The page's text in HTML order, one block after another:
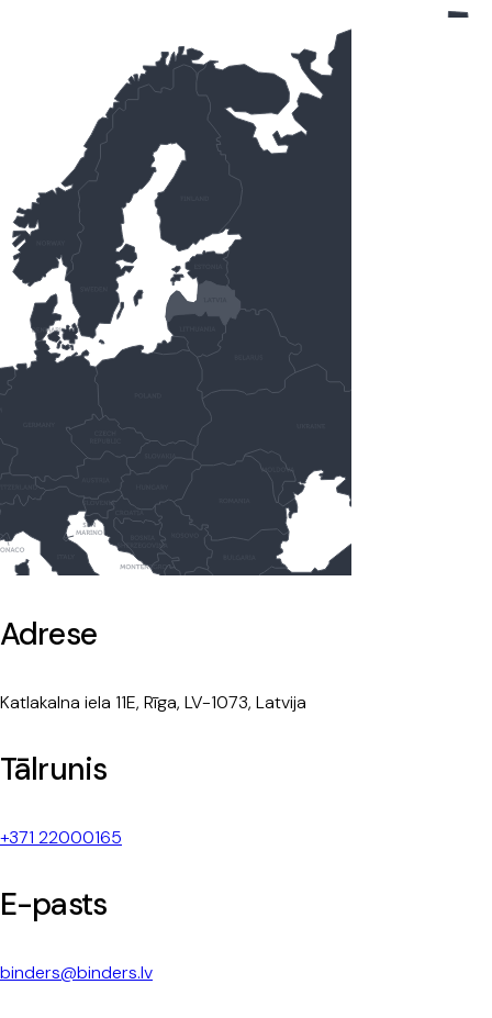
Adrese
Katlakalna iela 11E, Rīga, LV-1073, Latvija
Tālrunis
+371 22000165
E-pasts
binders@binders.lv